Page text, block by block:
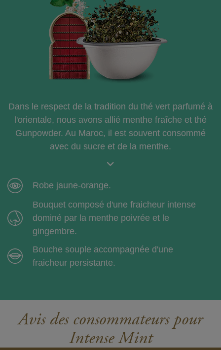
Dans le respect de la tradition du thé vert parfumé à
l'orientale, nous avons allié menthe fraîche et thé
Gunpowder. Au Maroc, il est souvent consommé
avec du sucre et de la menthe.
Robe jaune-orange.
Bouquet composé d'une fraicheur intense
dominé par la menthe poivrée et le
gingembre.
Bouche souple accompagnée d'une
fraicheur persistante.
Avis des consommateurs pour
Intense Mint